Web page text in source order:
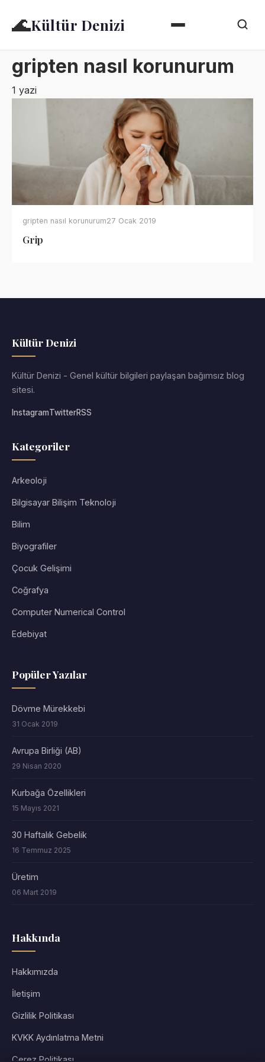
🌊Kültür Denizi
gripten nasıl korunurum
1 yazi
gripten nasıl korunurum27 Ocak 2019
Grip
Kültür Denizi
Kültür Denizi - Genel kültür bilgileri paylaşan bağımsız blog
sitesi.
InstagramTwitterRSS
Kategoriler
Arkeoloji
Bilgisayar Bilişim Teknoloji
Bilim
Biyografiler
Çocuk Gelişimi
Coğrafya
Computer Numerical Control
Edebiyat
Popüler Yazılar
Dövme Mürekkebi
31 Ocak 2019
Avrupa Birliği (AB)
29 Nisan 2020
Kurbağa Özellikleri
15 Mayıs 2021
30 Haftalık Gebelik
16 Temmuz 2025
Üretim
06 Mart 2019
Hakkında
Hakkımızda
İletişim
Gizlilik Politikası
KVKK Aydınlatma Metni
Çerez Politikası